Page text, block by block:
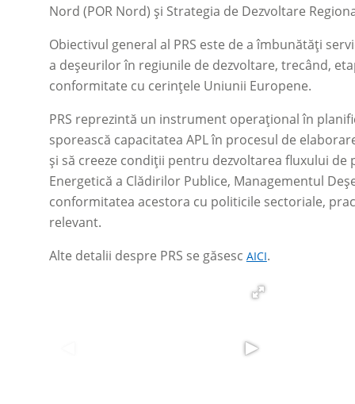
Nord (POR Nord) și Strategia de Dezvoltare
Obiectivul general al PRS este de a îmbunătăți
a deșeurilor în regiunile de dezvoltare, trecând,
conformitate cu cerințele Uniunii Europene.
PRS reprezintă un instrument operațional în
sporească capacitatea APL în procesul de
și să creeze condiții pentru dezvoltarea fluxului
Energetică a Clădirilor Publice, Managementul
conformitatea acestora cu politicile sectoriale,
relevant.
Alte detalii despre PRS se găsesc AICI.